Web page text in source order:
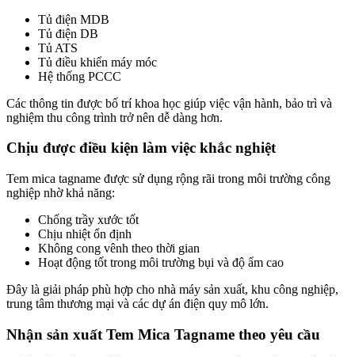
Tủ điện MDB
Tủ điện DB
Tủ ATS
Tủ điều khiển máy móc
Hệ thống PCCC
Các thông tin được bố trí khoa học giúp việc vận hành, bảo trì và
nghiệm thu công trình trở nên dễ dàng hơn.
Chịu được điều kiện làm việc khắc nghiệt
Tem mica tagname được sử dụng rộng rãi trong môi trường công
nghiệp nhờ khả năng:
Chống trầy xước tốt
Chịu nhiệt ổn định
Không cong vênh theo thời gian
Hoạt động tốt trong môi trường bụi và độ ẩm cao
Đây là giải pháp phù hợp cho nhà máy sản xuất, khu công nghiệp,
trung tâm thương mại và các dự án điện quy mô lớn.
Nhận sản xuất Tem Mica Tagname theo yêu cầu